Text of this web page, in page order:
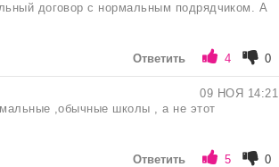
договор с нормальным подрядчиком. А
Ответить 4 0
09 НОЯ 14:21
,обычные школы , а не этот
Ответить 5 0